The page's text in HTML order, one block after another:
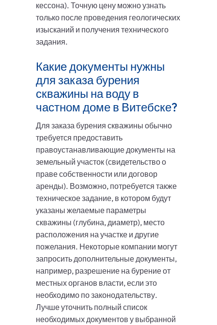
кессона). Точную цену можно узнать
только после проведения геологических
изысканий и получения технического
задания.
Какие документы нужны
для заказа бурения
скважины на воду в
частном доме в Витебске?
Для заказа бурения скважины обычно
требуется предоставить
правоустанавливающие документы на
земельный участок (свидетельство о
праве собственности или договор
аренды). Возможно, потребуется также
техническое задание, в котором будут
указаны желаемые параметры
скважины (глубина, диаметр), место
расположения на участке и другие
пожелания. Некоторые компании могут
запросить дополнительные документы,
например, разрешение на бурение от
местных органов власти, если это
необходимо по законодательству.
Лучше уточнить полный список
необходимых документов у выбранной